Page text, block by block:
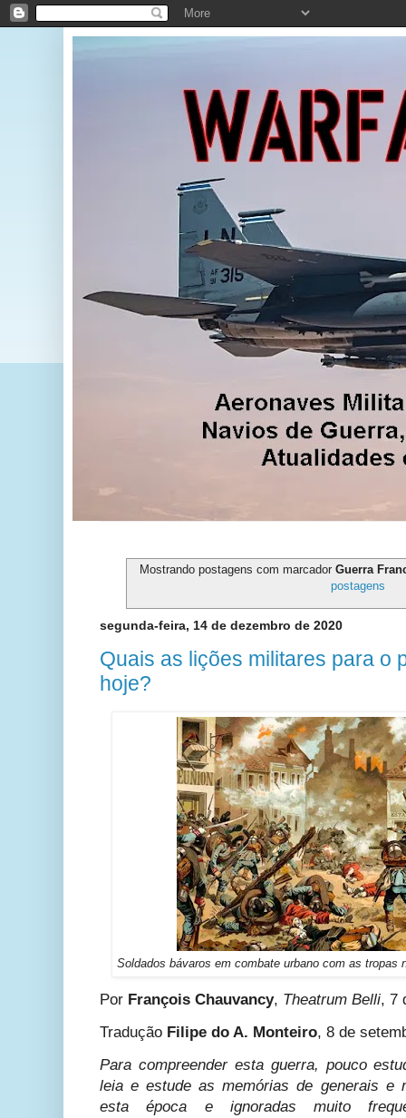
Mostrando postagens com marcador Guerra
postagens
segunda-feira, 14 de dezembro de 2020
Quais as lições militares para o
hoje?
Soldados bávaros em combate urbano com as
Por François Chauvancy, Theatrum Belli, 7
Tradução Filipe do A. Monteiro, 8 de
Para compreender esta guerra, pouco
leia e estude as memórias de generais e
esta época e ignoradas muito